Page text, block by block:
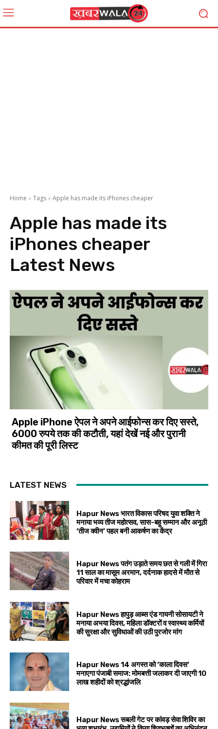
Home Tags Apple has made its iPhones cheaper
Apple has made its
iPhones cheaper
Latest News
Apple iPhone ऐपल ने अपने आईफोन्स कर दिए सस्ते,
6000 रुपये तक की कटौती, यहां देखें नई और पुरानी
कीमत की पूरी लिस्ट
LATEST NEWS
Hapur News भारत विकास परिषद युवा शक्ति ने
मनाया भव्य तीज महोत्सव, सास-बहू सम्मान और अनूठी
‘तीज क्वीन’ पहल बनी आकर्षण का केंद्र
Hapur News पतंग उड़ाते समय छत से गली में गिरा
11 साल का मासूम अरमान, दर्दनाक हादसे में मौत से
परिवार में मचा कोहराम
Hapur News हापुड़ आब्स एंड गायनी सोसायटी ने
मनाया अभया दिवस, महिला डॉक्टरों व स्वास्थ्य कर्मियों
की सुरक्षा और सुविधाओं की उठी पुरजोर मांग
Hapur News 14 अगस्त को ‘काला दिवस’
मनाएगा पंजाबी समाज: मोमबत्ती जलाकर दी जाएगी 10
लाख शहीदों को श्रद्धांजलि
Hapur News सबली गेट पर कांवड़ सेवा शिविर का